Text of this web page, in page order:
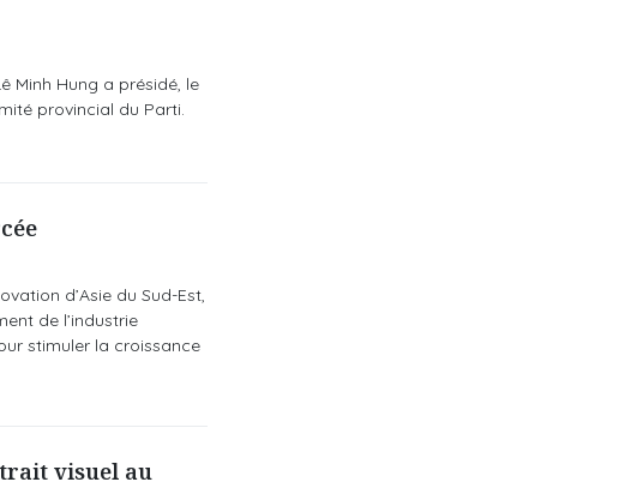
Minh Hung a présidé, le
provincial du Parti.
d’Asie du Sud-Est,
de l’industrie
stimuler la croissance
visuel au